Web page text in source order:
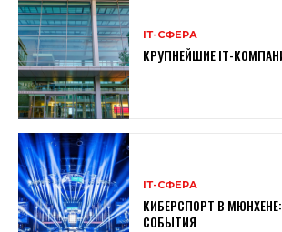
ІТ-СФЕРА
КРУПНЕЙШИЕ IT-
ІТ-СФЕРА
КИБЕРСПОРТ В
СОБЫТИЯ